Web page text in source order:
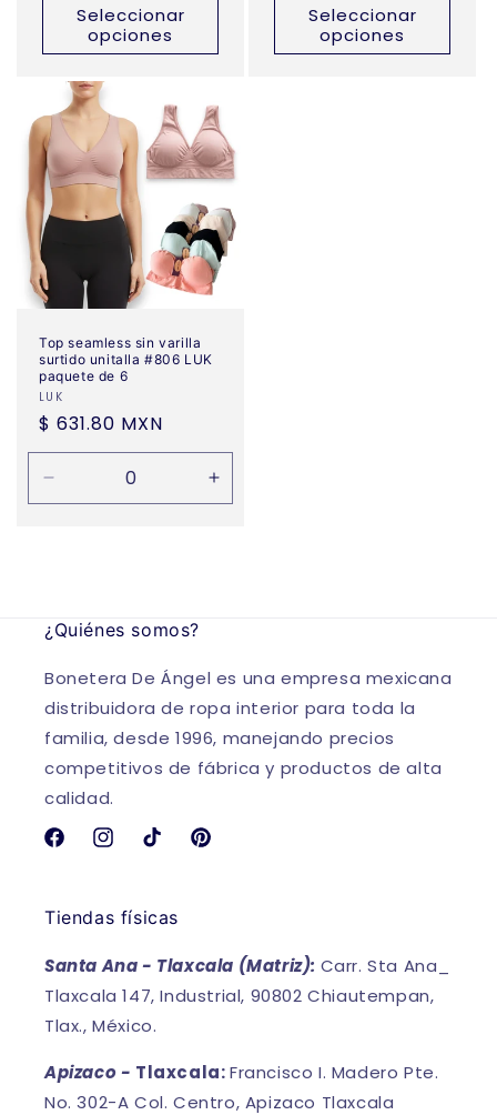
Seleccionar
opciones
Seleccionar
opciones
Top seamless sin varilla
surtido unitalla #806 LUK
paquete de 6
Proveedor:
LUK
Precio
habitual
$ 631.80 MXN
cantidad
Aumentar
cantidad
¿Quiénes somos?
Bonetera De Ángel es una empresa mexicana
distribuidora de ropa interior para toda la
familia, desde 1996, manejando precios
competitivos de fábrica y productos de alta
calidad.
FacebookInstagramTikTokPinterest
Tiendas físicas
Santa Ana - Tlaxcala (Matriz): Carr. Sta Ana_
Tlaxcala 147, Industrial, 90802 Chiautempan,
Tlax., México.
Apizaco - Tlaxcala:Francisco I. Madero Pte.
No. 302-A Col. Centro, Apizaco Tlaxcala